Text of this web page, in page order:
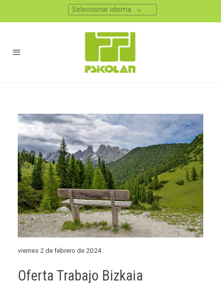
Seleccionar idioma
viernes 2 de febrero de 2024
Oferta Trabajo Bizkaia